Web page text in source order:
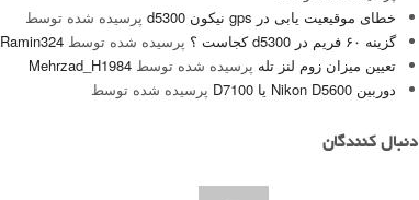
خطای موقیعیت یابی در gps نیکون d5300
پرسیده شده توسط
گزینه ۶۰ فریم در d5300 کجاست ؟
پرسیده شده توسط Ramin324
تعیین میزان زوم لنز تله پرسیده شده توسط Mehrzad_H1984
دوربین Nikon D5600 یا D7100
پرسیده شده توسط
دنبال کنندگان